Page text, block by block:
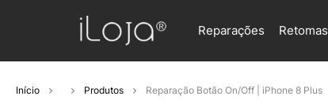
Reparações Retomas
Início Produtos Reparação Botão On/Off | iPhone 8 Plus